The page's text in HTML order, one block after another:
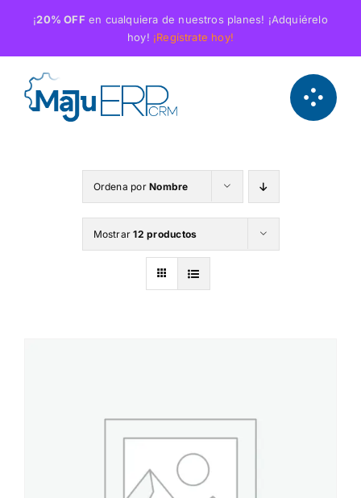
contenido
¡20% OFF en cualquiera de nuestros planes! ¡Adquiérelo
hoy! ¡Regístrate hoy!
Ordena porNombre
Mostrar12 productos